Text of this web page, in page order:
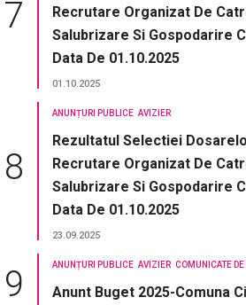
Recrutare Organizat De
Salubrizare Si Gospodarire
Data De 01.10.2025
01.10.2025
ANUNȚURI PUBLICE AVIZIER
Rezultatul Selectiei
Recrutare Organizat De
Salubrizare Si Gospodarire
Data De 01.10.2025
23.09.2025
ANUNȚURI PUBLICE AVIZIER COMUNICATE DE
Anunt Buget 2025-Comuna